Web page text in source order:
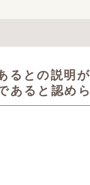
るとの説明
あると認め